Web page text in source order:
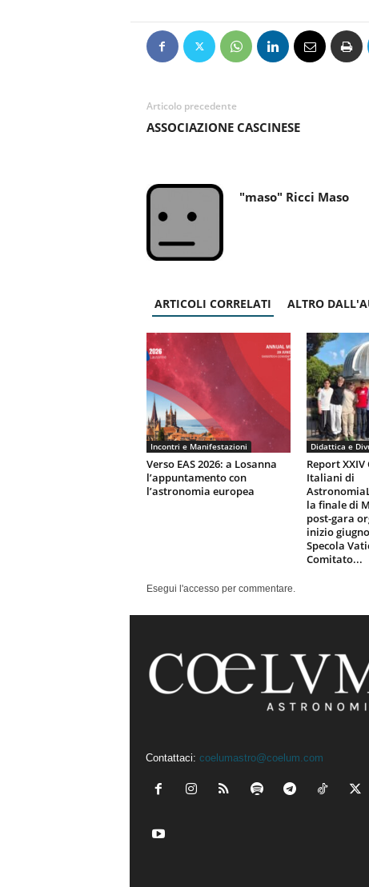
Articolo precedente
ASSOCIAZIONE CASCINESE
"maso" Ricci Maso
ARTICOLI CORRELATI ALTRO
Incontri e Manifestazioni
Verso EAS 2026: a Losanna
l’appuntamento con
l’astronomia europea
Didattica e
Report
Italiani di
la finale di
post-gara
inizio
Specola
Comitato...
Esegui l'accesso per commentare.
Contattaci: coelumastro@coelum.com